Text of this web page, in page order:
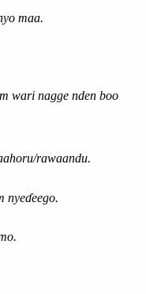
maa.
wari nagge nden boo
rawaandu.
nyeɗeego.